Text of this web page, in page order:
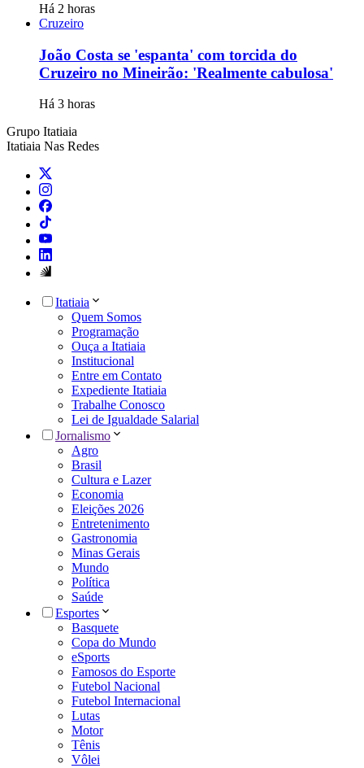
Há 2 horas
Cruzeiro
João Costa se 'espanta' com torcida do
Cruzeiro no Mineirão: 'Realmente cabulosa'
Há 3 horas
Grupo Itatiaia
Itatiaia Nas Redes
Itatiaia
Quem Somos
Programação
Ouça a Itatiaia
Institucional
Entre em Contato
Expediente Itatiaia
Trabalhe Conosco
Lei de Igualdade Salarial
Jornalismo
Agro
Brasil
Cultura e Lazer
Economia
Eleições 2026
Entretenimento
Gastronomia
Minas Gerais
Mundo
Política
Saúde
Esportes
Basquete
Copa do Mundo
eSports
Famosos do Esporte
Futebol Nacional
Futebol Internacional
Lutas
Motor
Tênis
Vôlei